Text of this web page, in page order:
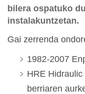
bilera ospatuko
instalakuntzetan.
Gai zerrenda
1982-2007
HRE
berriaren